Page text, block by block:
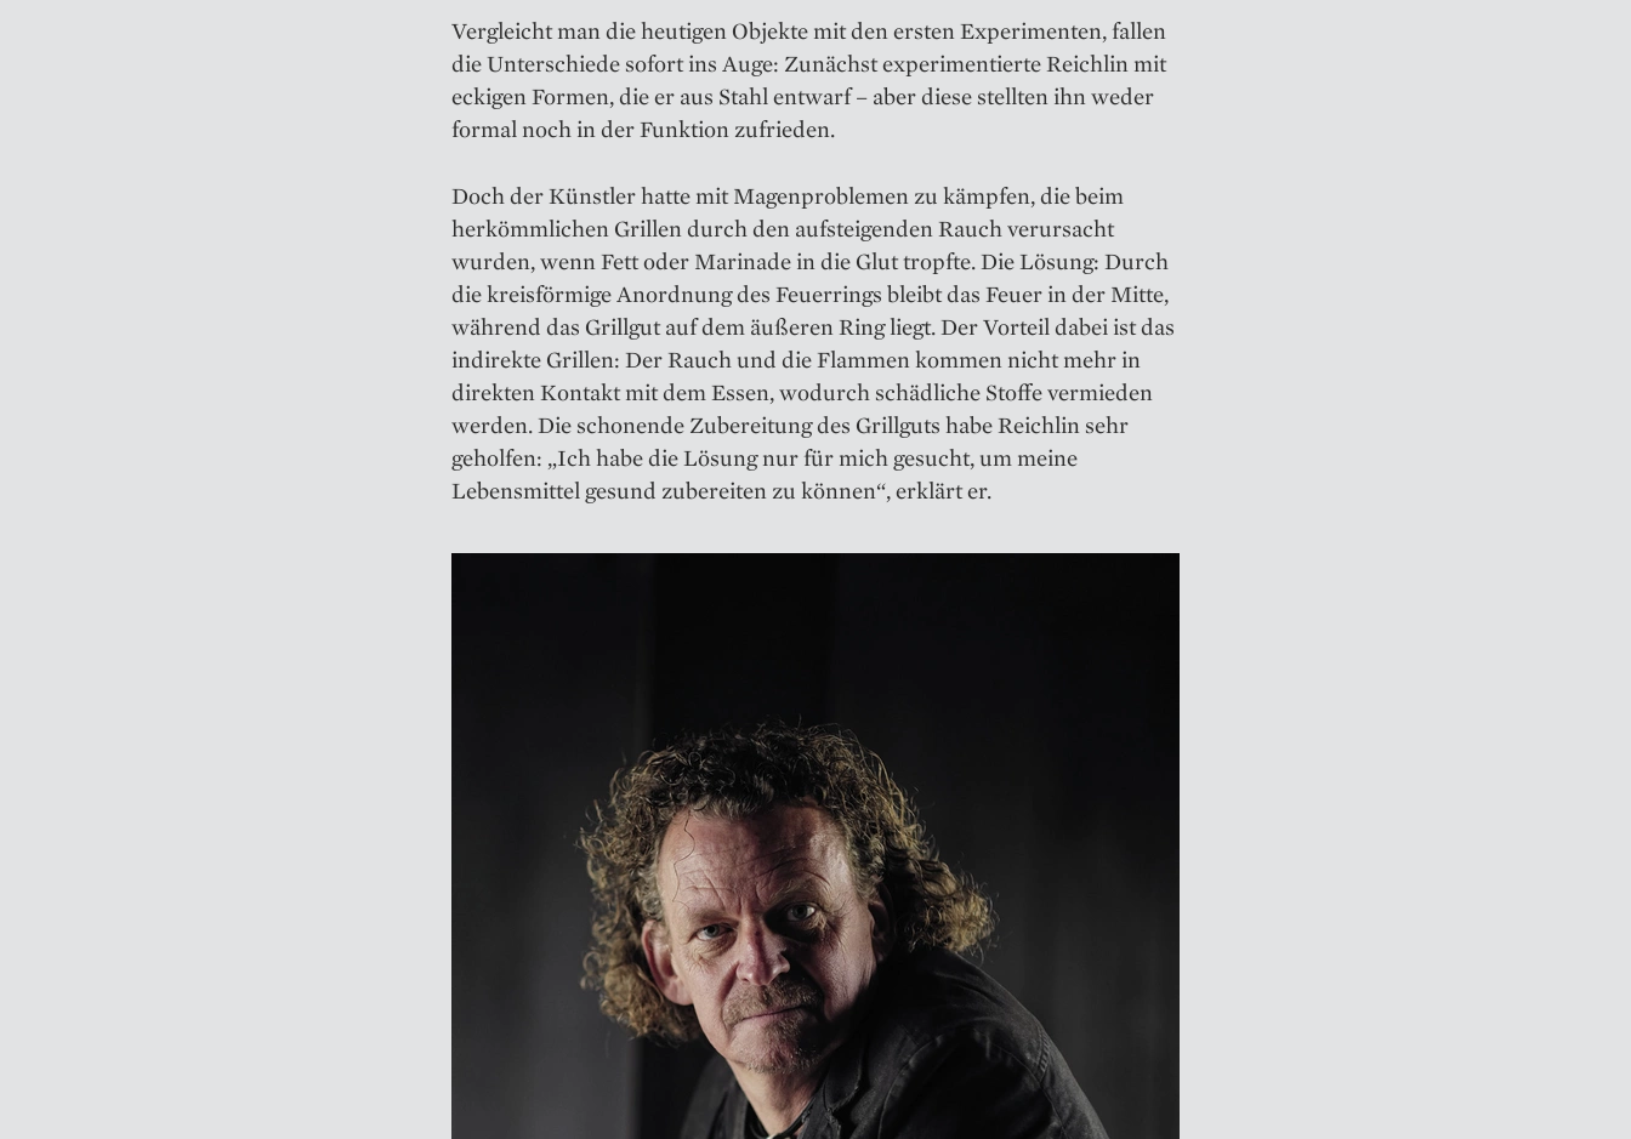
Vergleicht man die heutigen Objekte mit den ersten Experimenten, fallen
die Unterschiede sofort ins Auge: Zunächst experimentierte Reichlin mit
eckigen Formen, die er aus Stahl entwarf – aber diese stellten ihn weder
formal noch in der Funktion zufrieden.
Doch der Künstler hatte mit Magenproblemen zu kämpfen, die beim
herkömmlichen Grillen durch den aufsteigenden Rauch verursacht
wurden, wenn Fett oder Marinade in die Glut tropfte. Die Lösung: Durch
die kreisförmige Anordnung des Feuerrings bleibt das Feuer in der Mitte,
während das Grillgut auf dem äußeren Ring liegt. Der Vorteil dabei ist das
indirekte Grillen: Der Rauch und die Flammen kommen nicht mehr in
direkten Kontakt mit dem Essen, wodurch schädliche Stoffe vermieden
werden. Die schonende Zubereitung des Grillguts habe Reichlin sehr
geholfen: „Ich habe die Lösung nur für mich gesucht, um meine
Lebensmittel gesund zubereiten zu können“, erklärt er.